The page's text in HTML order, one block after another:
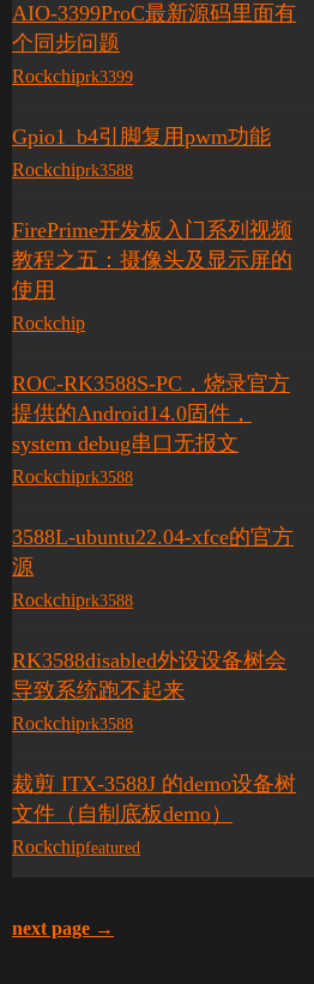
AIO-3399ProC最新源码里面有
个同步问题
Rockchiprk3399
Gpio1_b4引脚复用pwm功能
Rockchiprk3588
FirePrime开发板入门系列视频
教程之五：摄像头及显示屏的
使用
Rockchip
ROC-RK3588S-PC，烧录官方
提供的Android14.0固件，
system debug串口无报文
Rockchiprk3588
3588L-ubuntu22.04-xfce的官方
源
Rockchiprk3588
RK3588disabled外设设备树会
导致系统跑不起来
Rockchiprk3588
裁剪 ITX-3588J 的demo设备树
文件（自制底板demo）
Rockchipfeatured
next page →